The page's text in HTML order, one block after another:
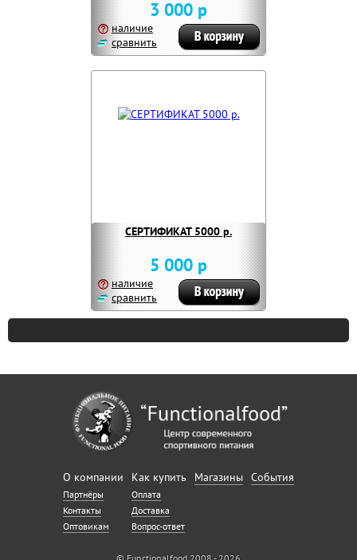
3 000 р
наличие
сравнить
СЕРТИФИКАТ 5000 р.
5 000 р
наличие
сравнить
О компании
Партнёры
Контакты
Оптовикам
Как купить
Оплата
Доставка
Вопрос-ответ
Магазины События